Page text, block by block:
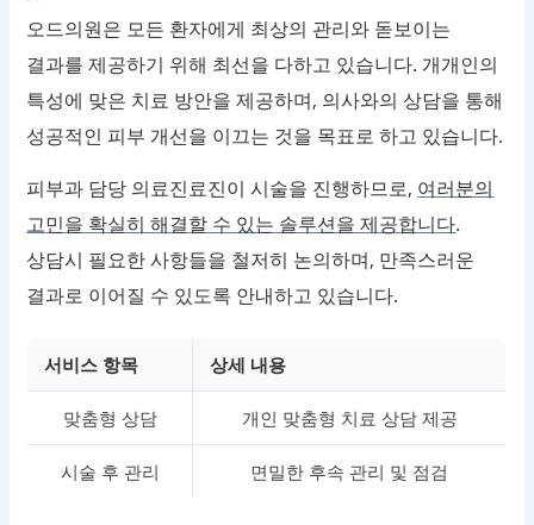
오드의원은 모든 환자에게 최상의 관리와 돋보이는
결과를 제공하기 위해 최선을 다하고 있습니다. 개개인의
특성에 맞은 치료 방안을 제공하며, 의사와의 상담을 통해
성공적인 피부 개선을 이끄는 것을 목표로 하고 있습니다.
피부과 담당 의료진료진이 시술을 진행하므로, 여러분의
고민을 확실히 해결할 수 있는 솔루션을 제공합니다.
상담시 필요한 사항들을 철저히 논의하며, 만족스러운
결과로 이어질 수 있도록 안내하고 있습니다.
서비스 항목 상세 내용
맞춤형 상담 개인 맞춤형 치료 상담 제공
시술 후 관리 면밀한 후속 관리 및 점검